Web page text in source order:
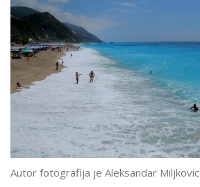
Autor fotografija je Aleksandar Miljkovic